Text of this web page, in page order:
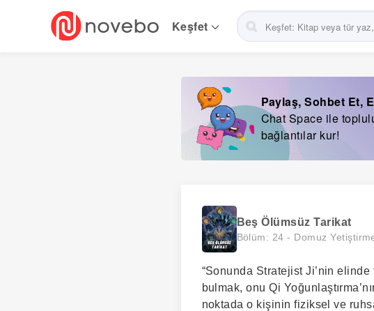
Keşfet
Paylaş, Sohbet Et,
Chat Space ile
bağlantılar kur!
Beş Ölümsüz Tarikat
Bölüm: 24 - Domuz
“Sonunda Stratejist Ji’nin
bulmak, onu Qi
noktada o kişinin fiziksel ve